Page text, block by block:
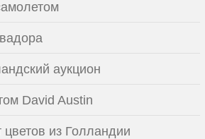
аукцион
David Austin
из Голландии